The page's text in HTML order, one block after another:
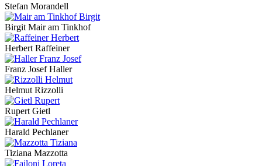
Stefan Morandell
Birgit Mair am Tinkhof
Herbert Raffeiner
Franz Josef Haller
Helmut Rizzolli
Rupert Gietl
Harald Pechlaner
Tiziana Mazzotta